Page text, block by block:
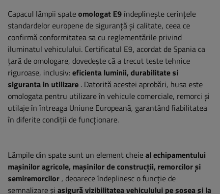
Capacul lămpii spateomologat E9îndeplinește cerințele
standardelor europene de siguranță și calitate, ceea ce
confirmă conformitatea sa cu reglementările privind
iluminatul vehiculului. Certificatul E9, acordat de Spania ca
țară de omologare, dovedește că a trecut teste tehnice
riguroase, inclusiv:eficienta luminii, durabilitate si
siguranta in utilizare . Datorită acestei aprobări, husa este
omologata pentru utilizare în vehicule comerciale, remorci și
utilaje în întreaga Uniune Europeană, garantând fiabilitatea
în diferite condiții de funcționare.
Lămpile din spate sunt un element cheieal echipamentului
mașinilor agricole, mașinilor de construcții, remorcilor și
semiremorcilor , deoarece îndeplinesc o funcție de
semnalizare și asigură vizibilitatea vehiculului pe șosea și la